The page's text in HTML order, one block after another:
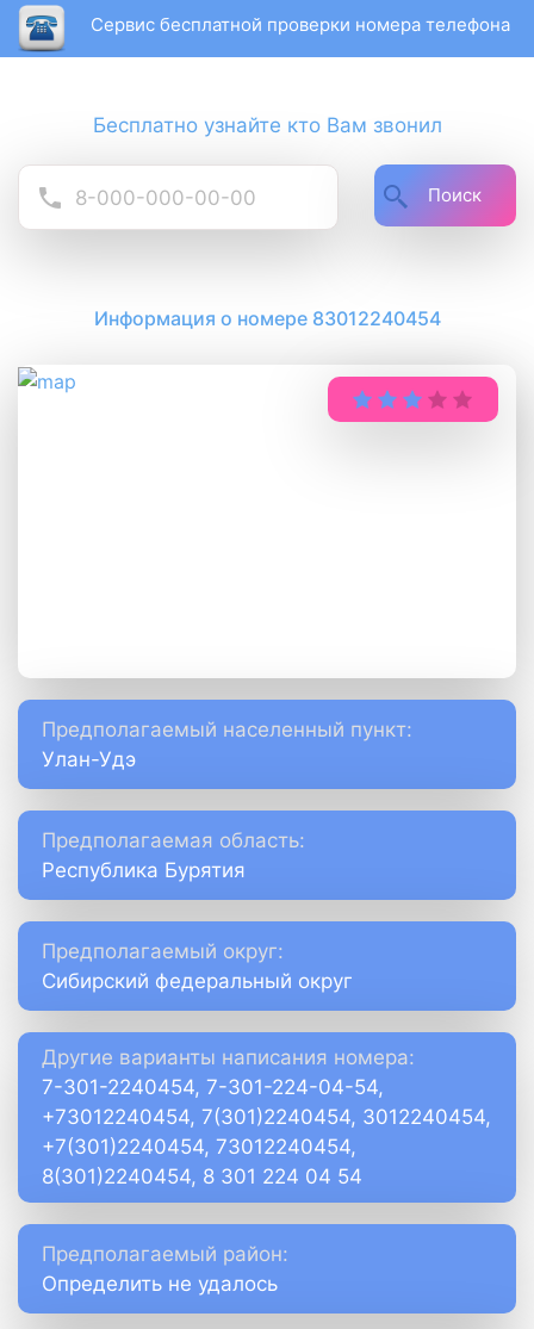
Сервис бесплатной проверки номера телефона
Бесплатно узнайте кто Вам звонил
Поиск
Информация о номере 83012240454
Предполагаемый населенный пункт:
Улан-Удэ
Предполагаемая область:
Республика Бурятия
Предполагаемый округ:
Сибирский федеральный округ
Другие варианты написания номера:
7-301-2240454, 7-301-224-04-54,
+73012240454, 7(301)2240454, 3012240454,
+7(301)2240454, 73012240454,
8(301)2240454, 8 301 224 04 54
Предполагаемый район:
Определить не удалось